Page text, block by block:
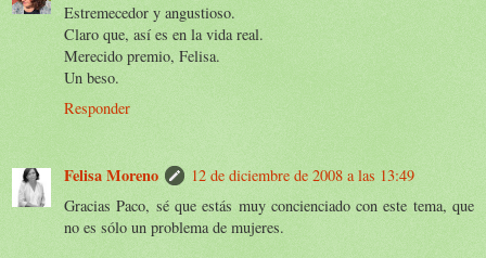
Estremecedor y angustioso.
Claro que, así es en la vida real.
Merecido premio, Felisa.
Un beso.
Responder
Felisa Moreno
12 de diciembre de 2008 a las 13:49
Gracias Paco, sé que estás muy concienciado con este tema, que
no es sólo un problema de mujeres.